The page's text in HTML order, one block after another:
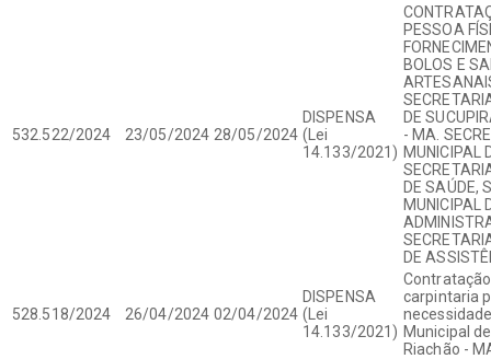
532.522/2024 23/05/2024 28/05/2024
DISPENSA
(Lei
14.133/2021)
PESSOA
BOLOS E
DE
- MA.
MUNICIPAL
DE SAÚDE,
MUNICIPAL
DE
528.518/2024 26/04/2024 02/04/2024
DISPENSA
(Lei
14.133/2021)
carpintaria
Municipal
Riachão -